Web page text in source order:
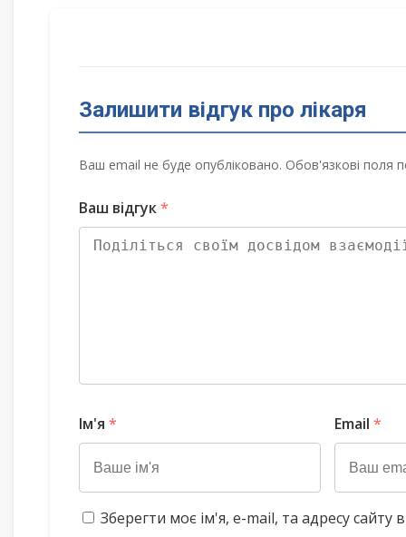
Залишити відгук про лікаря
Ваш email не буде опубліковано. Обов'язкові поля
Ваш відгук*
Ім'я * Email *
Зберегти моє ім'я, e-mail, та адресу